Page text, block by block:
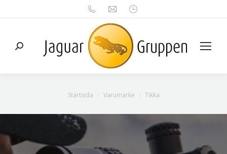
Search:
Du är här:
Startsida Varumärke Tikka